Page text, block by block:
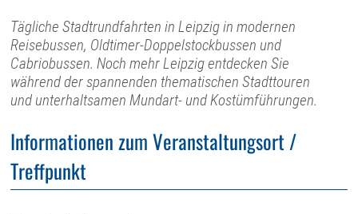
Tägliche Stadtrundfahrten in Leipzig in modernen
Reisebussen, Oldtimer-Doppelstockbussen und
Cabriobussen. Noch mehr Leipzig entdecken Sie
während der spannenden thematischen Stadttouren
und unterhaltsamen Mundart- und Kostümführungen.
Informationen zum Veranstaltungsort /
Treffpunkt